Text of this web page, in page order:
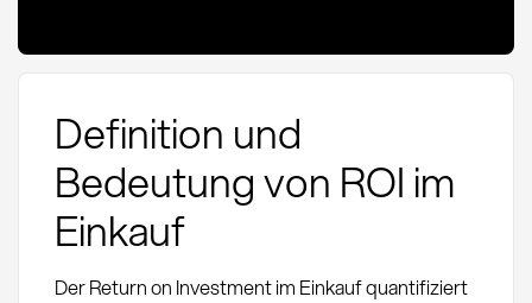
Definition und
Bedeutung von ROI im
Einkauf
Der Return on Investment im Einkauf quantifiziert